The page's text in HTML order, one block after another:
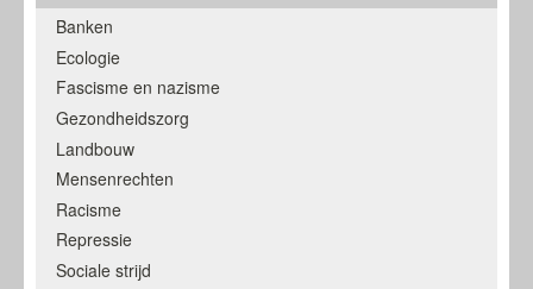
Banken
Ecologie
Fascisme en nazisme
Gezondheidszorg
Landbouw
Mensenrechten
Racisme
Repressie
Sociale strijd